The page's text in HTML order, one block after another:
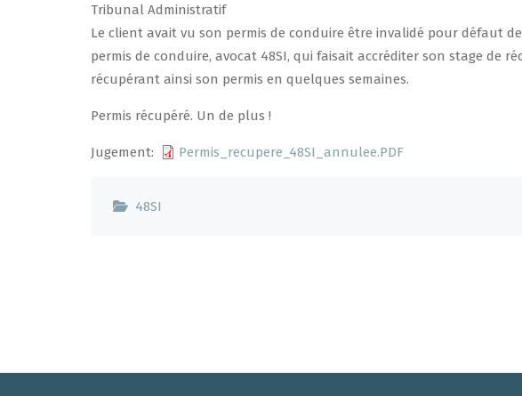
Tribunal Administratif
Le client avait vu son permis de conduire être invalidé pour défaut
permis de conduire, avocat 48SI, qui faisait accréditer son stage de
récupérant ainsi son permis en quelques semaines.
Permis récupéré. Un de plus !
Jugement Permis_recupere_48SI_annulee.PDF
48SI